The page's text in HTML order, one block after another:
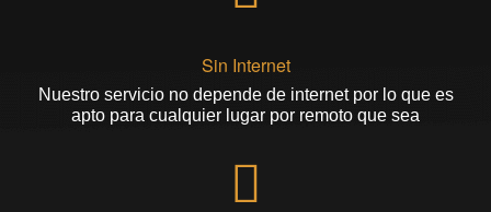
Sin Internet
Nuestro servicio no depende de internet por lo que es
apto para cualquier lugar por remoto que sea